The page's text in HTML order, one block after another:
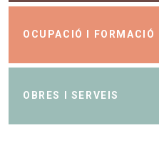
OCUPACIÓ I FORMACIÓ
OBRES I SERVEIS